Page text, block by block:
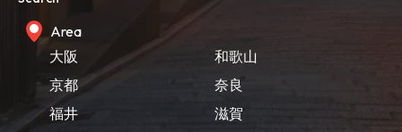
Area
大阪
京都
福井
和歌山
奈良
滋賀